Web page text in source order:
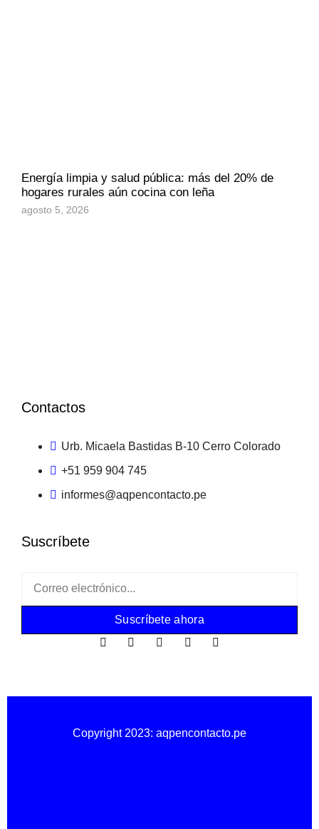
Energía limpia y salud pública: más del 20% de
hogares rurales aún cocina con leña
agosto 5, 2026
Contactos
Urb. Micaela Bastidas B-10 Cerro Colorado
+51 959 904 745
informes@aqpencontacto.pe
Suscríbete
Suscríbete ahora
Copyright 2023: aqpencontacto.pe